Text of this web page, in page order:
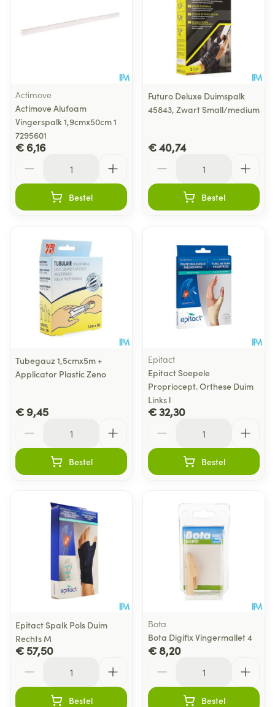
Actimove
Actimove Alufoam
Vingerspalk 1,9cmx50cm 1
7295601
€ 6,16
Bestel
Futuro Deluxe Duimspalk
45843, Zwart Small/medium
€ 40,74
Bestel
Tubegauz 1,5cmx5m +
Applicator Plastic Zeno
€ 9,45
Bestel
Epitact
Epitact Soepele
Propriocept. Orthese Duim
Links l
€ 32,30
Bestel
Epitact Spalk Pols Duim
Rechts M
€ 57,50
Bestel
Bota
Bota Digifix Vingermallet 4
€ 8,20
Bestel